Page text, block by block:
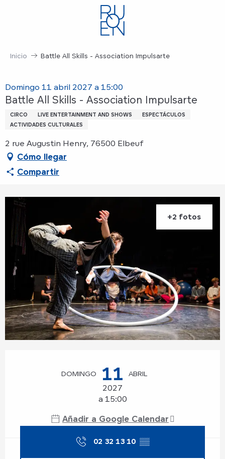
Inicio Battle All Skills - Association Impulsarte
Domingo 11 abril 2027 a 15:00
Battle All Skills - Association Impulsarte
CIRCO LIVE ENTERTAINMENT AND SHOWS
ESPECTÁCULOS
ACTIVIDADES CULTURALES
2 rue Augustin Henry, 76500 Elbeuf
Cómo llegar
Compartir
+2 fotos
DOMINGO 11 ABRIL
2027
a 15:00
Añadir a Google Calendar
02 32 13 10 ▒▒